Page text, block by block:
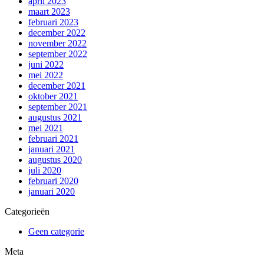
maart 2023
februari 2023
december 2022
november 2022
september 2022
juni 2022
mei 2022
december 2021
oktober 2021
september 2021
augustus 2021
mei 2021
februari 2021
januari 2021
augustus 2020
juli 2020
februari 2020
januari 2020
Categorieën
Geen categorie
Meta